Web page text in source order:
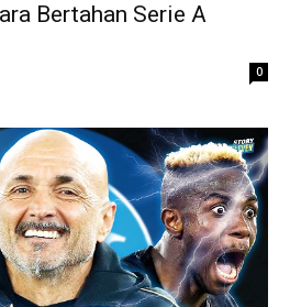
Bertahan Serie A
0